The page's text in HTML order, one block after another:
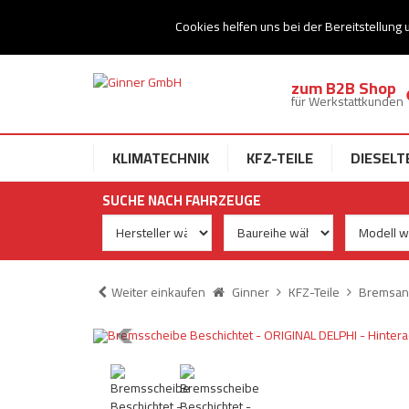
Cookies helfen uns bei der Bereitstellung
Ihr Speziallist für Dieseltechnik
zum B2B Shop
für Werkstattkunden
KLIMATECHNIK KFZ-TEILE
SUCHE NACH FAHRZEUGE
Weiter einkaufen Ginner KFZ-Teile